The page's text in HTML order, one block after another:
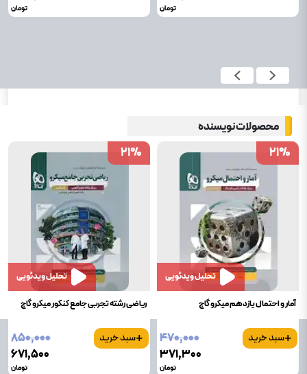
تومان تومان
محصولات نویسنده
تحلیل ویدئویی
آمار و احتمال یازدهم میکرو گاج
+سبد خرید
۴۷۰٬۰۰۰
۳۷۱٬۳۰۰
تومان
21%
21%
تحلیل ویدئویی
ریاضی رشته تجربی جامع کنکور میکرو گاج
+سبد خرید
۸۵۰٬۰۰۰
۶۷۱٬۵۰۰
تومان
21%
21%